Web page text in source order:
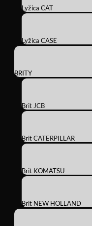
Lyžica CAT
Lyžica CASE
BRITY
Brit JCB
Brit CATERPILLAR
Brit KOMATSU
Brit NEW HOLLAND